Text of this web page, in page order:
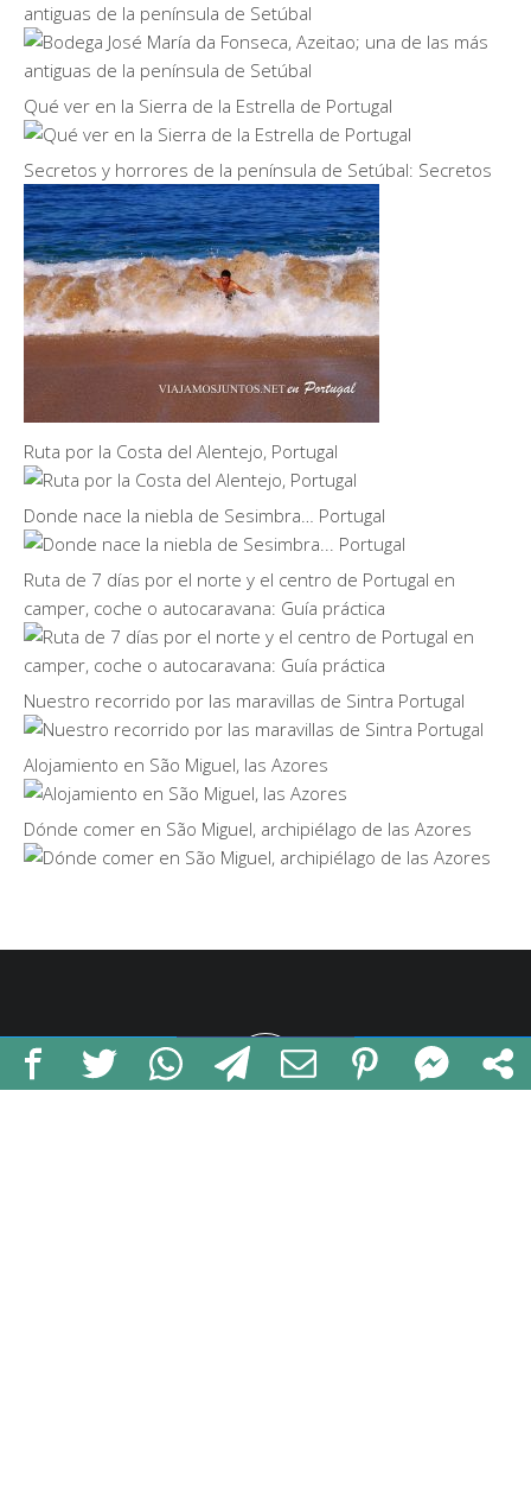
antiguas de la península de Setúbal
Qué ver en la Sierra de la Estrella de Portugal
Secretos y horrores de la península de Setúbal: Secretos
Ruta por la Costa del Alentejo, Portugal
Donde nace la niebla de Sesimbra… Portugal
Ruta de 7 días por el norte y el centro de Portugal en
camper, coche o autocaravana: Guía práctica
Nuestro recorrido por las maravillas de Sintra Portugal
Alojamiento en São Miguel, las Azores
Dónde comer en São Miguel, archipiélago de las Azores